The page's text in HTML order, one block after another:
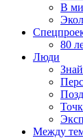
В
80
Люди
Между